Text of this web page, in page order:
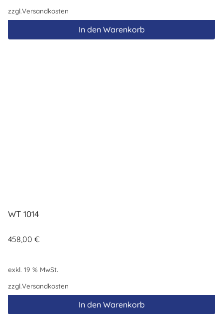
zzgl.Versandkosten
In den Warenkorb
WT 1014
458,00 €
exkl. 19 % MwSt.
zzgl.Versandkosten
In den Warenkorb